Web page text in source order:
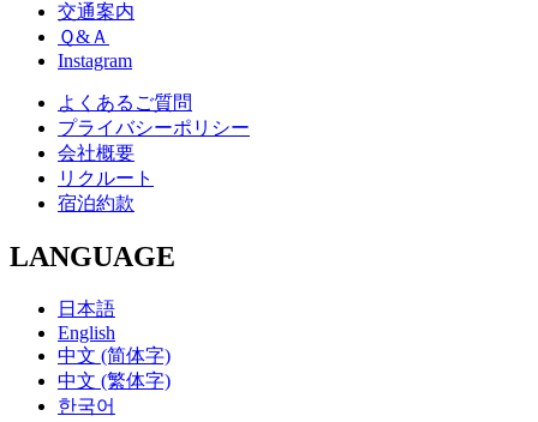
交通案内
Ｑ&Ａ
Instagram
よくあるご質問
プライバシーポリシー
会社概要
リクルート
宿泊約款
LANGUAGE
日本語
English
中文 (简体字)
中文 (繁体字)
한국어